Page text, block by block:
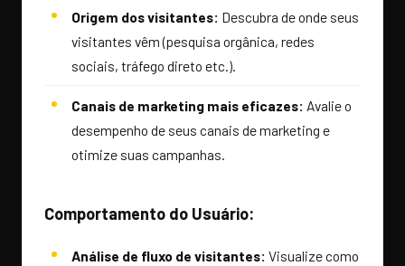
Origem dos visitantes: Descubra de onde seus
visitantes vêm (pesquisa orgânica, redes
sociais, tráfego direto etc.).
Canais de marketing mais eficazes: Avalie o
desempenho de seus canais de marketing e
otimize suas campanhas.
Comportamento do Usuário:
Análise de fluxo de visitantes: Visualize como